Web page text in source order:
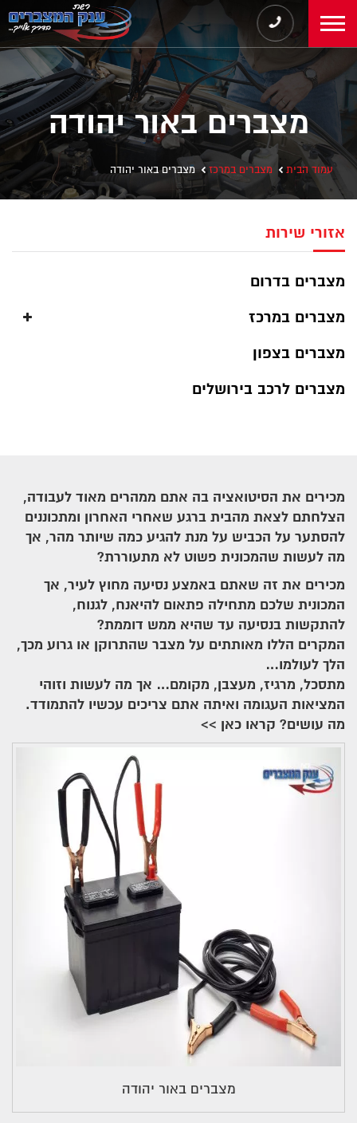
מצברים באור יהודה
עמוד הבית מצברים במרכז מצברים באור יהודה
אזורי שירות
מצברים בדרום
מצברים במרכז
מצברים בצפון
מצברים לרכב בירושלים
מכירים את הסיטואציה בה אתם ממהרים מאוד לעבודה,
הצלחתם לצאת מהבית ברגע שאחרי האחרון ומתכוננים
להסתער על הכביש על מנת להגיע כמה שיותר מהר, אך
מה לעשות שהמכונית פשוט לא מתעוררת?
מכירים את זה שאתם באמצע נסיעה מחוץ לעיר, אך
המכונית שלכם מתחילה פתאום להיאנח, לגנוח,
להתקשות בנסיעה עד שהיא ממש דוממת?
המקרים הללו מאותתים על מצבר שהתרוקן או גרוע מכך,
הלך לעולמו…
מתסכל, מרגיז, מעצבן, מקומם… אך מה לעשות וזוהי
המציאות העגומה ואיתה אתם צריכים עכשיו להתמודד.
מה עושים? קראו כאן >>
מצברים באור יהודה